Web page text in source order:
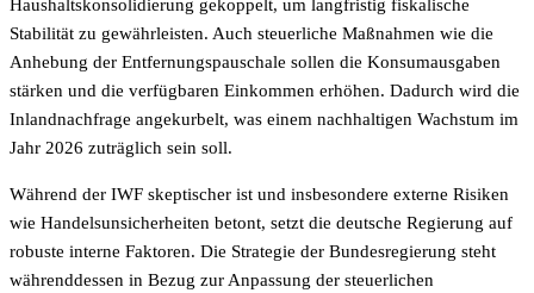
Haushaltskonsolidierung gekoppelt, um langfristig fiskalische
Stabilität zu gewährleisten. Auch steuerliche Maßnahmen wie die
Anhebung der Entfernungspauschale sollen die Konsumausgaben
stärken und die verfügbaren Einkommen erhöhen. Dadurch wird die
Inlandnachfrage angekurbelt, was einem nachhaltigen Wachstum im
Jahr 2026 zuträglich sein soll.
Während der IWF skeptischer ist und insbesondere externe Risiken
wie Handelsunsicherheiten betont, setzt die deutsche Regierung auf
robuste interne Faktoren. Die Strategie der Bundesregierung steht
währenddessen in Bezug zur Anpassung der steuerlichen